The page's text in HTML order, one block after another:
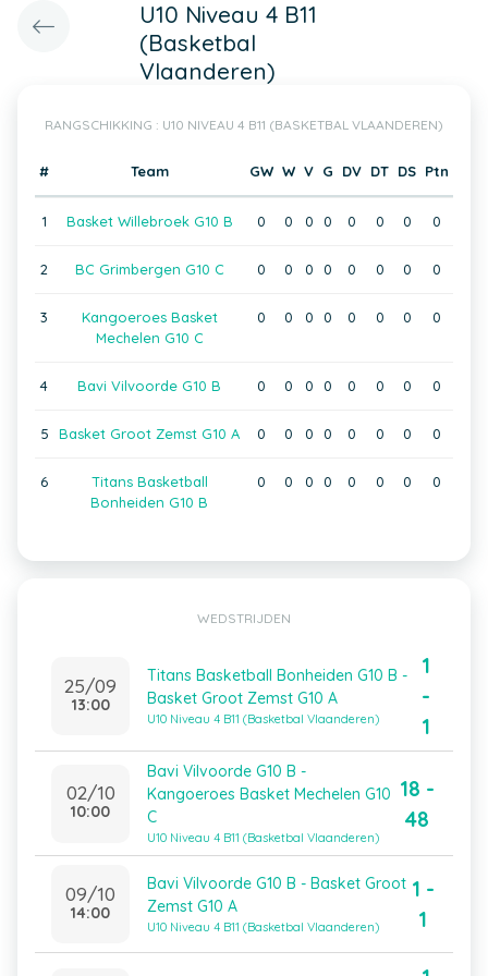
U10 Niveau 4 B11
(Basketbal
Vlaanderen)
RANGSCHIKKING : U10 NIVEAU 4 B11 (BASKETBAL VLAANDEREN)
# Team GW W V G DV DT DS Ptn
1 Basket Willebroek G10 B 0 0 0 0 0 0 0 0
2 BC Grimbergen G10 C 0 0 0 0 0 0 0 0
3
Kangoeroes Basket
Mechelen G10 C
0 0 0 0 0 0 0 0
4 Bavi Vilvoorde G10 B 0 0 0 0 0 0 0 0
5 Basket Groot Zemst G10 A 0 0 0 0 0 0 0 0
6
Titans Basketball
Bonheiden G10 B
0 0 0 0 0 0 0 0
WEDSTRIJDEN
25/09
13:00
Titans Basketball Bonheiden G10 B -
Basket Groot Zemst G10 A
U10 Niveau 4 B11 (Basketbal Vlaanderen)
1
-
1
02/10
10:00
Bavi Vilvoorde G10 B -
Kangoeroes Basket Mechelen G10
C
U10 Niveau 4 B11 (Basketbal Vlaanderen)
18 -
48
09/10
14:00
Bavi Vilvoorde G10 B - Basket Groot
Zemst G10 A
U10 Niveau 4 B11 (Basketbal Vlaanderen)
1 -
1